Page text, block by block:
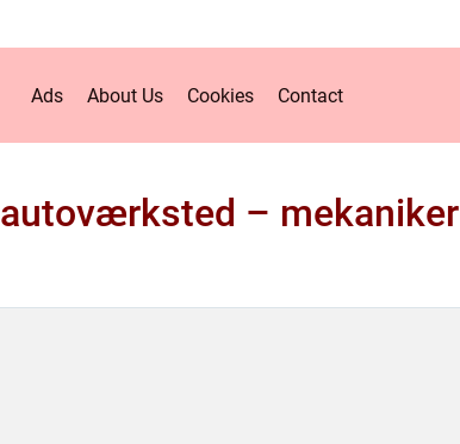
Ads About Us Cookies Contact
autoværksted – mekaniker